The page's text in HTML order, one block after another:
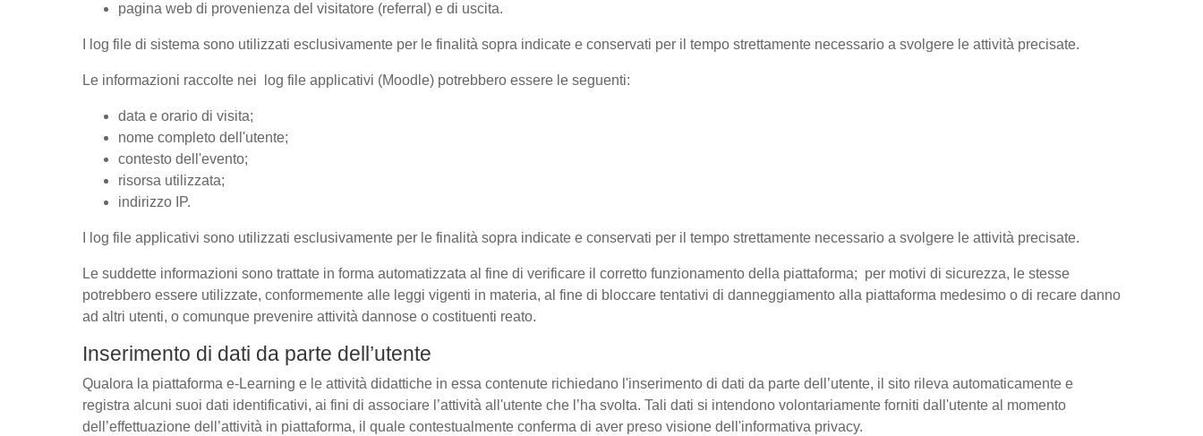
pagina web di provenienza del visitatore (referral) e di uscita.
I log file di sistema sono utilizzati esclusivamente per le finalità sopra indicate e conservati per il tempo strettamente necessario a svolgere le attività precisate.
Le informazioni raccolte nei log file applicativi (Moodle) potrebbero essere le seguenti:
data e orario di visita;
nome completo dell'utente;
contesto dell'evento;
risorsa utilizzata;
indirizzo IP.
I log file applicativi sono utilizzati esclusivamente per le finalità sopra indicate e conservati per il tempo strettamente necessario a svolgere le attività precisate.
Le suddette informazioni sono trattate in forma automatizzata al fine di verificare il corretto funzionamento della piattaforma; per motivi di sicurezza, le stesse
potrebbero essere utilizzate, conformemente alle leggi vigenti in materia, al fine di bloccare tentativi di danneggiamento alla piattaforma medesimo o di recare danno
ad altri utenti, o comunque prevenire attività dannose o costituenti reato.
Inserimento di dati da parte dell’utente
Qualora la piattaforma e-Learning e le attività didattiche in essa contenute richiedano l'inserimento di dati da parte dell’utente, il sito rileva automaticamente e
registra alcuni suoi dati identificativi, ai fini di associare l’attività all'utente che l’ha svolta. Tali dati si intendono volontariamente forniti dall'utente al momento
dell’effettuazione dell’attività in piattaforma, il quale contestualmente conferma di aver preso visione dell'informativa privacy.